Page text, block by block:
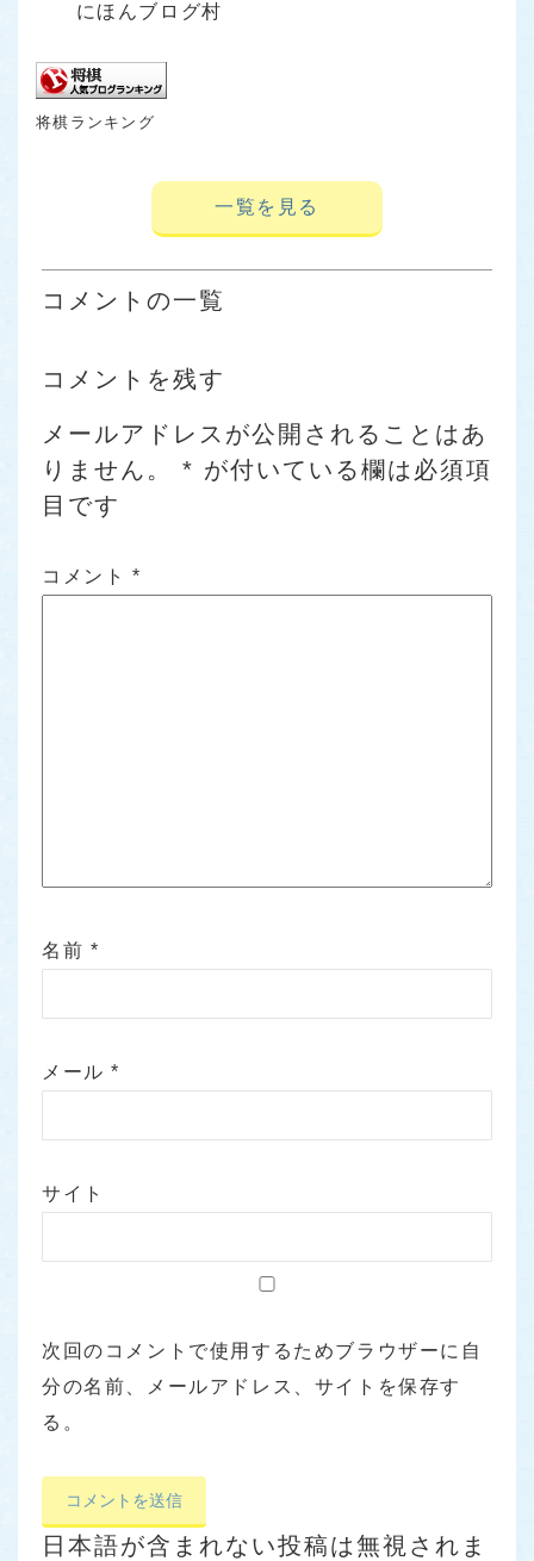
にほんブログ村
将棋ランキング
一覧を見る
コメントの一覧
コメントを残す
メールアドレスが公開されることはあ
りません。
* が付いている欄は必須項
目です
コメント *
名前 *
メール*
サイト
次回のコメントで使用するためブラウザーに自
分の名前、メールアドレス、サイトを保存す
る。
日本語が含まれない投稿は無視されま